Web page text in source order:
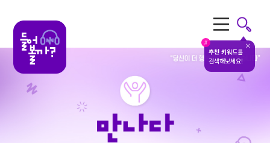
#
추천 키워드를
검색해보세요!